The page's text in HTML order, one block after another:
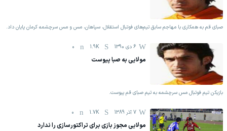
صبای قم به همکاری با مهاجم سابق تیم‌های فوتبال استقلال، سپاهان، مس و مس سرچشمه کرمان پایان داد.
6 دی 1390 1.9K
0
مولایی به صبا پیوست
بازیکن تیم فوتبال مس سرچشمه به تیم صبای قم پیوست.
7 آذر 1389 1.7K
0
مولایی مجوز بازی برای تراكتورسازی را ندارد